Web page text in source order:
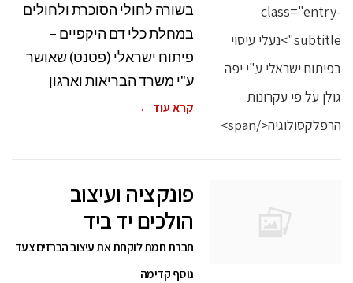
בשורה לחולי הסוכרת ולחולים
במחלת כלי דם היקפיים –
פיתוח ישראלי (פטנט) שאושר
ע"י משרד הבריאות וארגון
קרא עוד ←
פונקציה ועיצוב
הולכים יד ביד
חברת חמת לוקחת את עיצוב הברזים צעד
נוסף קדימה